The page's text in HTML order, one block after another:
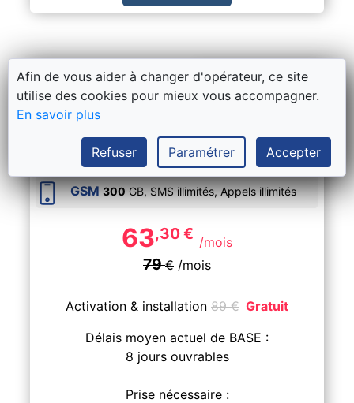
Hybrid Fiber-Coax
BASE Internet Unlimited + gsm
BASE 39
Internet Vitesse 200Mbps,
Volume illimité, Upload20Mbps
GSM 300GB, SMSillimités, Appelsillimités
63,30€ /mois
79€ /mois
Activation & installation 89€ Gratuit
Délais moyen actuel de BASE :
8 jours ouvrables
Prise nécessaire :
Afin de vous aider à changer d'opérateur, ce site
utilise des cookies pour mieux vous accompagner.
En savoir plus
Refuser Paramétrer Accepter